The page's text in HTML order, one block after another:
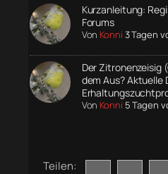
Kurzanleitung:
Forums
Von Konni 3 Tagen
Der Zitronenzeisig
dem Aus? Aktuelle
Von Konni 5 Tagen
Teilen: